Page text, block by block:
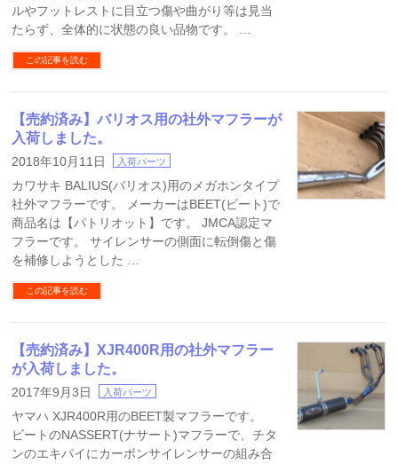
ルやフットレストに目立つ傷や曲がり等は見当
たらず、全体的に状態の良い品物です。 …
この記事を読む
【売約済み】バリオス用の社外マフラーが
入荷しました。
2018年10月11日 入荷パーツ
カワサキ BALIUS(バリオス)用のメガホンタイプ
社外マフラーです。 メーカーはBEET(ビート)で
商品名は【パトリオット】です。 JMCA認定マ
フラーです。 サイレンサーの側面に転倒傷と傷
を補修しようとした …
この記事を読む
【売約済み】XJR400R用の社外マフラー
が入荷しました。
2017年9月3日 入荷パーツ
ヤマハ XJR400R用のBEET製マフラーです。
ビートのNASSERT(ナサート)マフラーで、チタ
ンのエキパイにカーボンサイレンサーの組み合